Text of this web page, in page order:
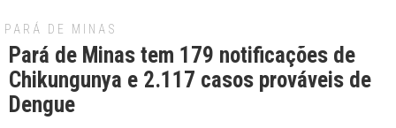
PARÁ DE MINAS
Pará de Minas tem 179 notificações de
Chikungunya e 2.117 casos prováveis de
Dengue